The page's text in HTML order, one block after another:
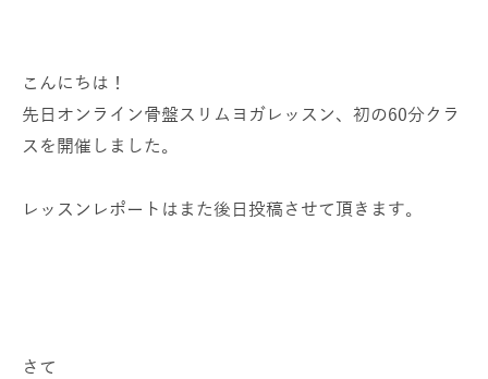
こんにちは！
先日オンライン骨盤スリムヨガレッスン、初の60分クラ
スを開催しました。
レッスンレポートはまた後日投稿させて頂きます。
さて